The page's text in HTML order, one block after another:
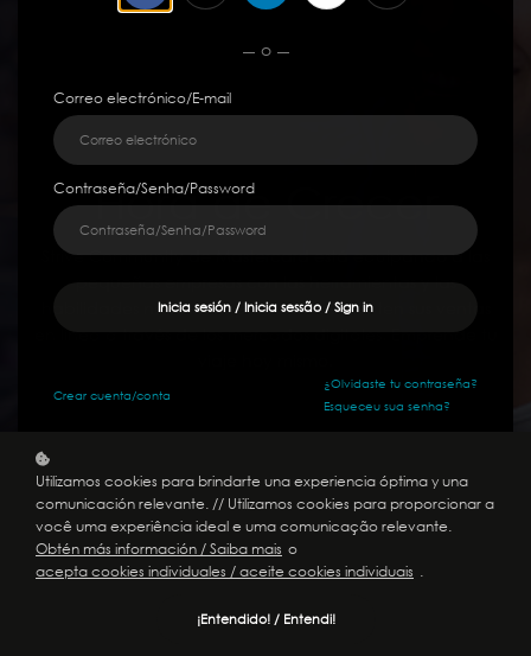
Hora de Crecer
Strive Community de Mastercard está equipando a las
habilidades necesarias para que aumenten sus ventas
Utilizamos cookies para brindarte una experiencia óptima y una
comunicación relevante. // Utilizamos cookies para proporcionar a
você uma experiência ideal e uma comunicação relevante.
Obtén más información / Saiba mais o
acepta cookies individuales / aceite cookies individuais .
¡Entendido! / Entendi!
o
Correo electrónico/E-mail
Contraseña/Senha/Password
Inicia sesión / Inicia sessão / Sign in
Crear cuenta/conta
¿Olvidaste tu contraseña?
Esqueceu sua senha?